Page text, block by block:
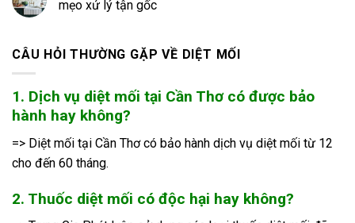
mẹo xử lý tận gốc
CÂU HỎI THƯỜNG GẶP VỀ DIỆT MỐI
1. Dịch vụ diệt mối tại Cần Thơ có được bảo
hành hay không?
=> Diệt mối tại Cần Thơ có bảo hành dịch vụ diệt mối từ 12
cho đến 60 tháng.
2. Thuốc diệt mối có độc hại hay không?